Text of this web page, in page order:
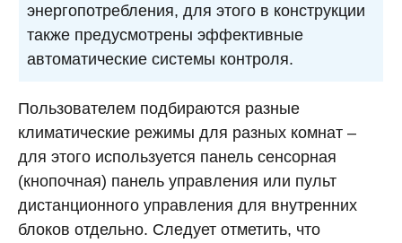
энергопотребления, для этого в конструкции
также предусмотрены эффективные
автоматические системы контроля.
Пользователем подбираются разные
климатические режимы для разных комнат –
для этого используется панель сенсорная
(кнопочная) панель управления или пульт
дистанционного управления для внутренних
блоков отдельно. Следует отметить, что